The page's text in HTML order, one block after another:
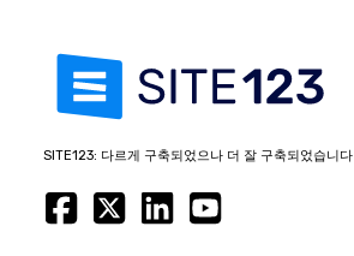
SITE123: 다르게 구축되었으나 더 잘 구축되었습니다